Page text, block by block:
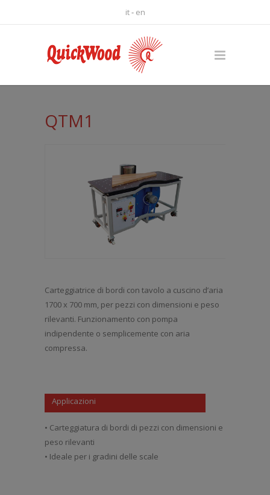
it- en
QTM1
Carteggiatrice di bordi con tavolo a cuscino d’aria
1700 x 700 mm, per pezzi con dimensioni e peso
rilevanti. Funzionamento con pompa
indipendente o semplicemente con aria
compressa.
Applicazioni
• Carteggiatura di bordi di pezzi con dimensioni e
peso rilevanti
• Ideale per i gradini delle scale